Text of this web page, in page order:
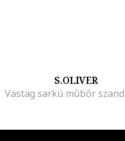
S.OLIVER